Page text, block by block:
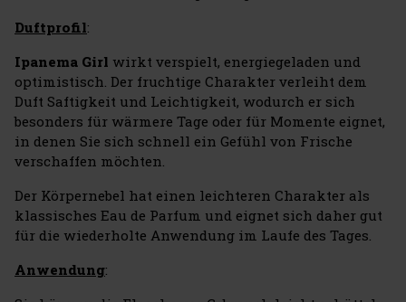
Duftprofil:
Ipanema Girl wirkt verspielt, energiegeladen und
optimistisch. Der fruchtige Charakter verleiht dem
Duft Saftigkeit und Leichtigkeit, wodurch er sich
besonders für wärmere Tage oder für Momente eignet,
in denen Sie sich schnell ein Gefühl von Frische
verschaffen möchten.
Der Körpernebel hat einen leichteren Charakter als
klassisches Eau de Parfum und eignet sich daher gut
für die wiederholte Anwendung im Laufe des Tages.
Anwendung: